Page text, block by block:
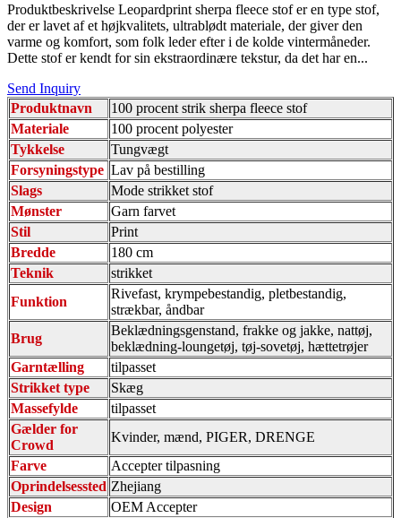
Produktbeskrivelse Leopardprint sherpa fleece stof er en type stof,
der er lavet af et højkvalitets, ultrablødt materiale, der giver den
varme og komfort, som folk leder efter i de kolde vintermåneder.
Dette stof er kendt for sin ekstraordinære tekstur, da det har en...
Send Inquiry
Produktnavn
100 procent strik sherpa fleece stof
Materiale
100 procent polyester
Tykkelse
Tungvægt
Forsyningstype Lav på bestilling
Slags
Mode strikket stof
Mønster
Garn farvet
Stil
Print
Bredde
180 cm
Teknik
strikket
Funktion
Rivefast, krympebestandig, pletbestandig,
strækbar, åndbar
Brug
Beklædningsgenstand, frakke og jakke, nattøj,
beklædning-loungetøj, tøj-sovetøj, hættetrøjer
Garntælling
tilpasset
Strikket type
Skæg
Massefylde
tilpasset
Gælder for
Crowd
Kvinder, mænd, PIGER, DRENGE
Farve
Accepter tilpasning
Oprindelsessted Zhejiang
Design
OEM Accepter